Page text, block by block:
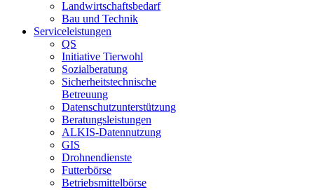
Landwirtschaftsbedarf
Bau und Technik
Service­­leistungen
QS
Initiative Tierwohl
Sozialberatung
Sicherheitstechnische
Betreuung
Datenschutzunterstützung
Beratungsleistungen
ALKIS-Datennutzung
GIS
Drohnendienste
Futterbörse
Betriebsmittelbörse